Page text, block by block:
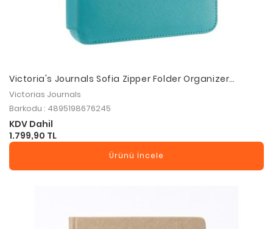
Victoria's Journals Sofia Zipper Folder Organizer
Turkuaz 14.8X21cm
Victorias Journals
Barkodu : 4895198676245
KDV Dahil
1.799,90 TL
Ürünü İncele